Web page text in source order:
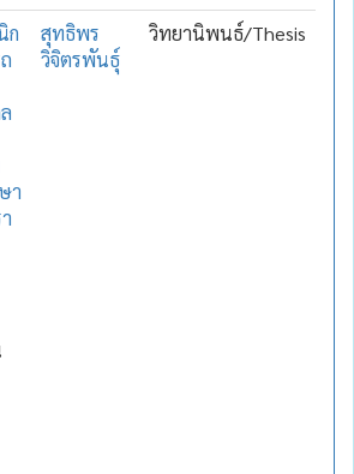
ก
า
สุทธิพร
วิจิตรพันธุ์
วิทยานิพนธ์/Thesis